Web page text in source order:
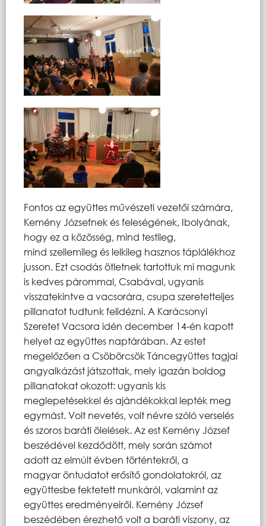
Fontos az együttes művészeti vezetői számára,
Kemény Józsefnek és feleségének, Ibolyának,
hogy ez a közösség, mind testileg,
mind szellemileg és lelkileg hasznos táplálékhoz
jusson. Ezt csodás ötletnek tartottuk mi magunk
is kedves párommal, Csabával, ugyanis
visszatekintve a vacsorára, csupa szeretetteljes
pillanatot tudtunk felidézni. A Karácsonyi
Szeretet Vacsora idén december 14-én kapott
helyet az együttes naptárában. Az estet
megelőzően a Csöbörcsök Táncegyüttes tagjai
angyalkázást játszottak, mely igazán boldog
pillanatokat okozott: ugyanis kis
meglepetésekkel és ajándékokkal lepték meg
egymást. Volt nevetés, volt névre szóló verselés
és szoros baráti ölelések. Az est Kemény József
beszédével kezdődött, mely során számot
adott az elmúlt évben történtekről, a
magyar öntudatot erősítő gondolatokról, az
együttesbe fektetett munkáról, valamint az
együttes eredményeiről. Kemény József
beszédében érezhető volt a baráti viszony, az